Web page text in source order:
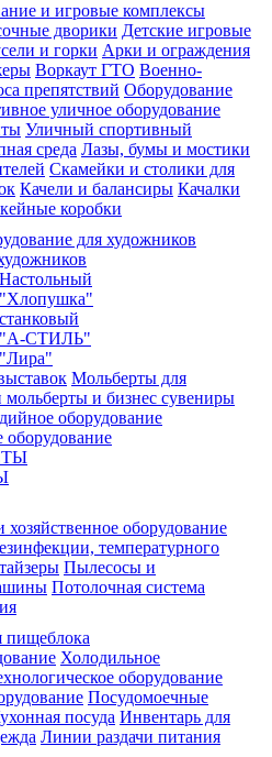
и игровые комплексы
дворики Детские игровые
и горки Арки и ограждения
Воркаут ГТО Военно-
препятствий Оборудование
уличное оборудование
Уличный спортивный
среда Лазы, бумы и мостики
Скамейки и столики для
Качели и балансиры Качалки
коробки
для художников
"А-СТИЛЬ"
Мольберты для
и бизнес сувениры
оборудование
оборудование
хозяйственное оборудование
температурного
Пылесосы и
Потолочная система
пищеблока
Холодильное
оборудование
Посудомоечные
посуда Инвентарь для
Линии раздачи питания